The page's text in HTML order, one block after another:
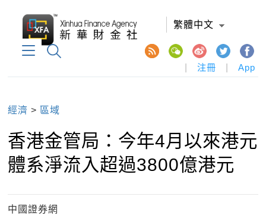
繁體中文
注冊 App
經濟 > 區域
香港金管局：今年4月以來港元
體系淨流入超過3800億港元
中國證券網